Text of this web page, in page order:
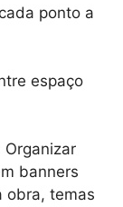
ponto a
espaço
Organizar
banners
obra, temas